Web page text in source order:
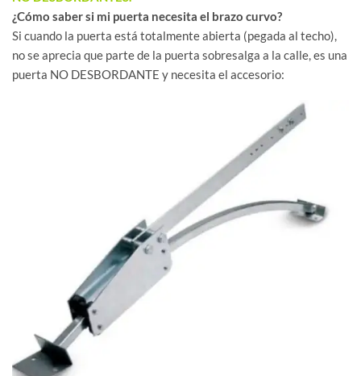
¿Cómo saber si mi puerta necesita el brazo curvo?
Si cuando la puerta está totalmente abierta (pegada al techo),
no se aprecia que parte de la puerta sobresalga a la calle, es una
puerta NO DESBORDANTE y necesita el accesorio: